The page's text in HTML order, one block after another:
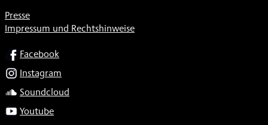
Presse
Impressum und Rechtshinweise
SOCIALFacebook
Instagram
Soundcloud
Youtube